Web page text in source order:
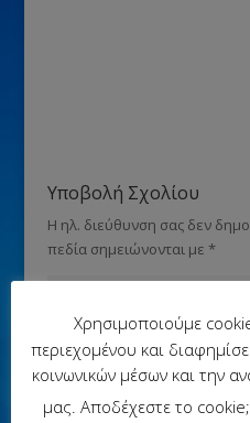
Υποβολή Σχολίου
Η ηλ. διεύθυνση σας δεν
πεδία σημειώνονται με *
Χρησιμοποιούμε
περιεχομένου και
κοινωνικών μέσων και την
μας. Αποδέχεστε το cookie;